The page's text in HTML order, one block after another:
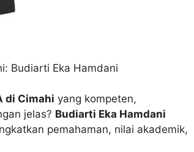
Budiarti Eka Hamdani
di Cimahi yang kompeten,
jelas? Budiarti Eka Hamdani
pemahaman, nilai akademik,